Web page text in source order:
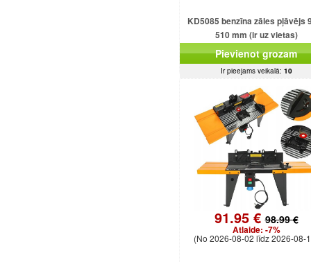
KD5085 benzīna zāles pļāvējs
510 mm (ir uz vietas)
Pievienot grozam
Ir pieejams veikalā: 10
91.95 €98.99 €
Atlaide: -7%
(No 2026-08-02 līdz 2026-08-